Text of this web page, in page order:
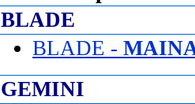
BLADE
BLADE -
GEMINI